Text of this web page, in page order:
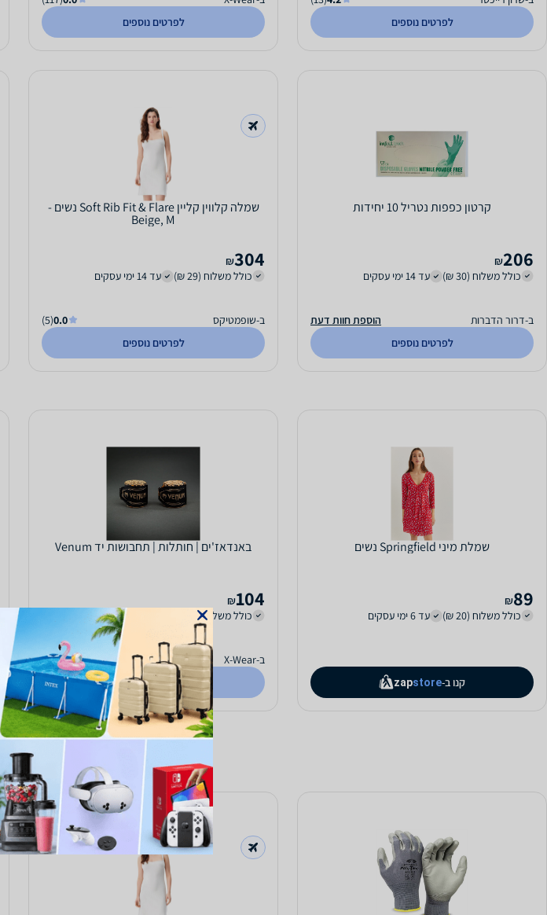
לפרטים נוספים
לפרטים נוספים
קרטון כפפות נטריל 10 יחידות
206
₪
כולל משלוח (30 ₪)
עד 14 ימי עסקים
ב-דרור הדברות
הוספת חוות דעת
לפרטים נוספים
שמלה קלווין קליין Soft Rib Fit & Flare נשים -
Beige, M
304
₪
כולל משלוח (29 ₪)
עד 14 ימי עסקים
ב-שופמטיקס 0.0
(5)
לפרטים נוספים
שמלת מיני Springfield נשים
89
₪
כולל משלוח (20 ₪)
עד 6 ימי עסקים
קנו ב- zapstore
באנדאז'ים | חותלות | תחבושות יד Venum
104
₪
כולל משלוח (25 ₪)
ב-X-Wear 0.0
(117)
לפרטים נוספים